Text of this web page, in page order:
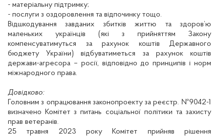
- матеріальну підтримку;
- послуги з оздоровлення та відпочинку тощо.
Відшкодування завданих збитків життю та здоров’ю
маленьких українців (які з прийняттям Закону
компенсуватимуться за рахунок коштів Державного
бюджету України) відбуватиметься за рахунок коштів
держави-агресора – росії, відповідно до принципів і норм
міжнародного права.
Довідково:
Головним з опрацювання законопроекту за реєстр. №9042-1
визначено Комітет з питань соціальної політики та захисту
прав ветеранів.
25 травня 2023 року Комітет прийняв рішення